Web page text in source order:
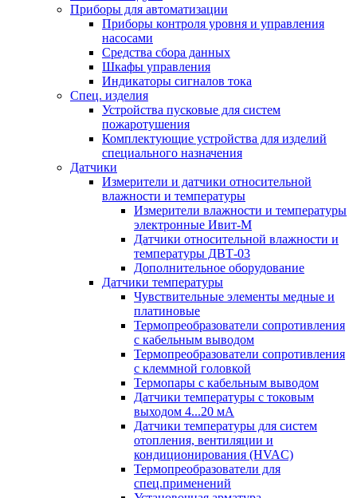
Приборы для автоматизации
Приборы контроля уровня и управления
насосами
Средства сбора данных
Шкафы управления
Индикаторы сигналов тока
Спец. изделия
Устройства пусковые для систем
пожаротушения
Комплектующие устройства для изделий
специального назначения
Датчики
Измерители и датчики относительной
влажности и температуры
Измерители влажности и температуры
электронные Ивит-М
Датчики относительной влажности и
температуры ДВТ-03
Дополнительное оборудование
Датчики температуры
Чувствительные элементы медные и
платиновые
Термопреобразователи сопротивления
с кабельным выводом
Термопреобразователи сопротивления
с клеммной головкой
Термопары с кабельным выводом
Датчики температуры с токовым
выходом 4...20 мА
Датчики температуры для систем
отопления, вентиляции и
кондиционирования (HVAC)
Термопреобразователи для
спец.применений